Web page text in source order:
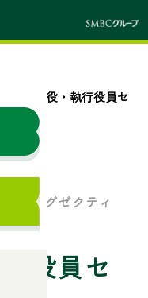
新任取締役・執行役員セ
のエグゼクティ
役員セ